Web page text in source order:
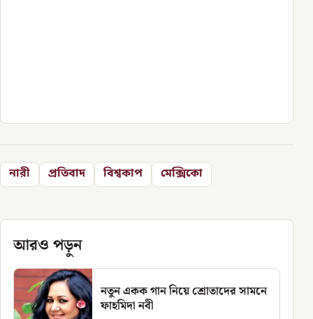
নারী প্রতিবাদ বিশ্বকাপ মেক্সিকো
আরও পড়ুন
নতুন একক গান নিয়ে শ্রোতাদের সামনে
ফাহমিদা নবী